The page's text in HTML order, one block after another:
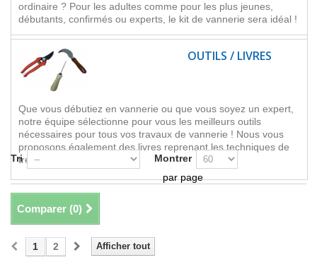
ordinaire ? Pour les adultes comme pour les plus jeunes,
débutants, confirmés ou experts, le kit de vannerie sera idéal !
OUTILS / LIVRES
Que vous débutiez en vannerie ou que vous soyez un expert,
notre équipe sélectionne pour vous les meilleurs outils
nécessaires pour tous vos travaux de vannerie ! Nous vous
proposons également des livres reprenant les techniques de
tressage.
Tri
Montrer
par page
Comparer (0)
Afficher tout
1 2